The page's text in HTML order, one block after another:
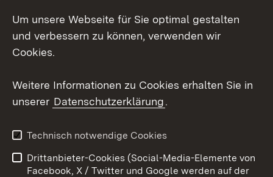
Messenger
Kontakt
Impressum
Cookies
Um unsere Webseite für Sie optimal gestalten
und verbessern zu können, verwenden wir
Cookies.
Weitere Informationen zu Cookies erhalten Sie in
unserer Datenschutzerklärung.
Technisch notwendige Cookies
Drittanbieter-Cookies (Social-Media-Elemente von
Facebook, X / Twitter und Google werden auf der